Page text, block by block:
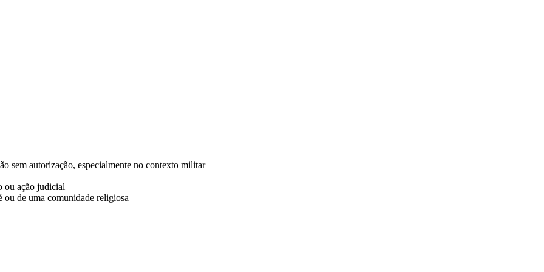
sem autorização, especialmente no contexto militar
ou ação judicial
de uma comunidade religiosa